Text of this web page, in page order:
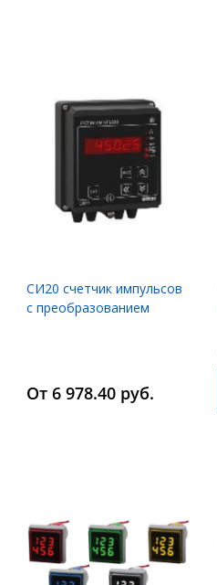
СИ20 счетчик импульсов
с преобразованием
От 6 978.40 руб.